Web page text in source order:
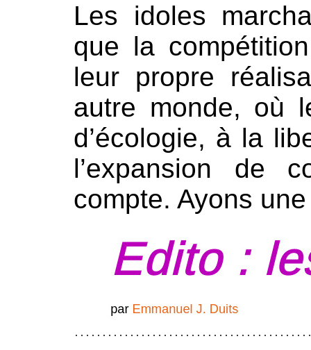
Les idoles
que la
leur propre
autre monde, où
d’écologie, à la
l’expansion de
compte. Ayons